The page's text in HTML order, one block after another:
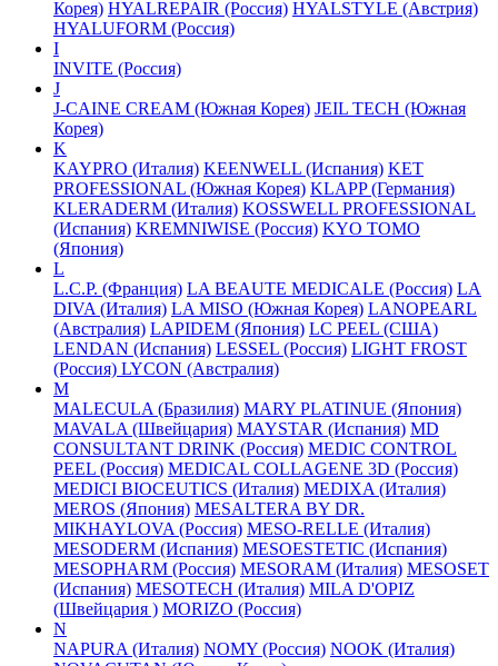
Корея) HYALREPAIR (Россия) HYALSTYLE (Австрия)
HYALUFORM (Россия)
I
INVITE (Россия)
J
J-CAINE CREAM (Южная Корея) JEIL TECH (Южная
Корея)
K
KAYPRO (Италия) KEENWELL (Испания) KET
PROFESSIONAL (Южная Корея) KLAPP (Германия)
KLERADERM (Италия) KOSSWELL PROFESSIONAL
(Испания) KREMNIWISE (Россия) KYO TOMO
(Япония)
L
L.C.P. (Франция) LA BEAUTE MEDICALE (Россия) LA
DIVA (Италия) LA MISO (Южная Корея) LANOPEARL
(Австралия) LAPIDEM (Япония) LC PEEL (США)
LENDAN (Испания) LESSEL (Россия) LIGHT FROST
(Россия) LYCON (Австралия)
M
MALECULA (Бразилия) MARY PLATINUE (Япония)
MAVALA (Швейцария) MAYSTAR (Испания) MD
CONSULTANT DRINK (Россия) MEDIC CONTROL
PEEL (Россия) MEDICAL COLLAGENE 3D (Россия)
MEDICI BIOCEUTICS (Италия) MEDIXA (Италия)
MEROS (Япония) MESALTERA BY DR.
MIKHAYLOVA (Россия) MESO-RELLE (Италия)
MESODERM (Испания) MESOESTETIC (Испания)
MESOPHARM (Россия) MESORAM (Италия) MESOSET
(Испания) MESOTECH (Италия) MILA D'OPIZ
(Швейцария ) MORIZO (Россия)
N
NAPURA (Италия) NOMY (Россия) NOOK (Италия)